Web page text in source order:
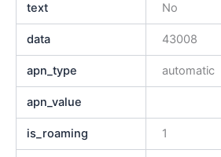
text No
data 43008
apn_type automatic
apn_value
is_roaming 1